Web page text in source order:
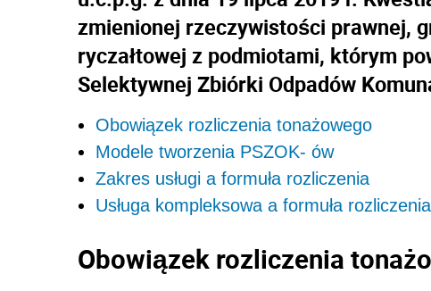
zmienionej rzeczywistości prawnej,
ryczałtowej z podmiotami, którym
Selektywnej Zbiórki Odpadów
Obowiązek rozliczenia tonażowego
Modele tworzenia PSZOK- ów
Zakres usługi a formuła rozliczenia
Usługa kompleksowa a formuła
Obowiązek rozliczenia